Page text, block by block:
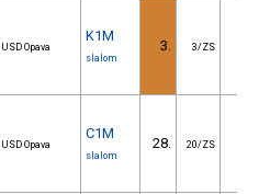
USD Opava
K1M
slalom
3. 3/ZS
USD Opava
C1M
slalom
28. 20/ZS